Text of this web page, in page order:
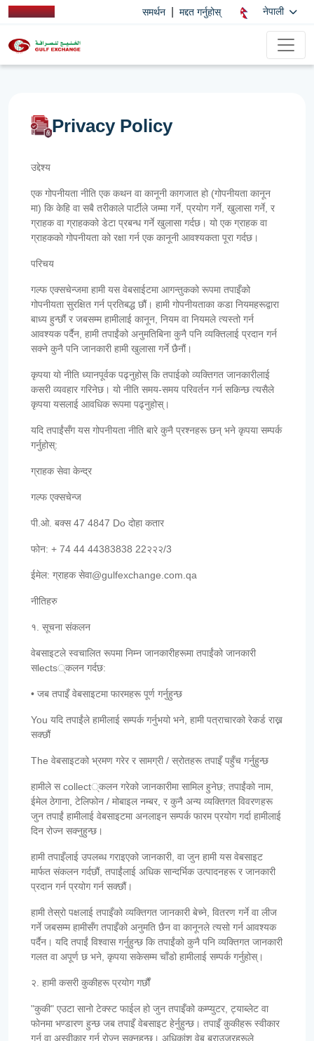
समर्थन मद्दत गर्नुहोस् नेपाली
Privacy Policy
उद्देश्य
एक गोपनीयता नीति एक कथन वा कानूनी कागजात हो (गोपनीयता कानून
मा) कि केहि वा सबै तरीकाले पार्टीले जम्मा गर्ने, प्रयोग गर्ने, खुलासा गर्ने, र
ग्राहक वा ग्राहकको डेटा प्रबन्ध गर्ने खुलासा गर्दछ। यो एक ग्राहक वा
ग्राहकको गोपनीयता को रक्षा गर्न एक कानूनी आवश्यकता पूरा गर्दछ।
परिचय
गल्फ एक्सचेन्जमा हामी यस वेबसाईटमा आगन्तुकको रूपमा तपाइँको
गोपनीयता सुरक्षित गर्न प्रतिबद्ध छौं। हामी गोपनीयताका कडा नियमहरूद्वारा
बाध्य हुन्छौं र जबसम्म हामीलाई कानून, नियम वा नियमले त्यस्तो गर्न
आवश्यक पर्दैन, हामी तपाईंको अनुमतिबिना कुनै पनि व्यक्तिलाई प्रदान गर्न
सक्ने कुनै पनि जानकारी हामी खुलासा गर्ने छैनौं।
कृपया यो नीति ध्यानपूर्वक पढ्नुहोस् कि तपाईको व्यक्तिगत जानकारीलाई
कसरी व्यवहार गरिनेछ। यो नीति समय-समय परिवर्तन गर्न सकिन्छ त्यसैले
कृपया यसलाई आवधिक रूपमा पढ्नुहोस्।
यदि तपाईंसँग यस गोपनीयता नीति बारे कुनै प्रश्नहरू छन् भने कृपया सम्पर्क
गर्नुहोस्:
ग्राहक सेवा केन्द्र
गल्फ एक्सचेन्ज
पी.ओ. बक्स 47 4847 Do दोहा कतार
फोन: + 74 44 44383838 22२२२/3
ईमेल: ग्राहक सेवा@gulfexchange.com.qa
नीतिहरु
१. सूचना संकलन
वेबसाइटले स्वचालित रूपमा निम्न जानकारीहरूमा तपाईंको जानकारी
सlects्कलन गर्दछ:
• जब तपाइँ वेबसाइटमा फारमहरू पूर्ण गर्नुहुन्छ
You यदि तपाईंले हामीलाई सम्पर्क गर्नुभयो भने, हामी पत्राचारको रेकर्ड राख्न
सक्छौं
The वेबसाइटको भ्रमण गरेर र सामग्री / स्रोतहरू तपाइँ पहुँच गर्नुहुन्छ
हामीले स collect्कलन गरेको जानकारीमा सामिल हुनेछ; तपाईंको नाम,
ईमेल ठेगाना, टेलिफोन / मोबाइल नम्बर, र कुनै अन्य व्यक्तिगत विवरणहरू
जुन तपाईं हामीलाई वेबसाइटमा अनलाइन सम्पर्क फारम प्रयोग गर्दा हामीलाई
दिन रोज्न सक्नुहुन्छ।
हामी तपाइँलाई उपलब्ध गराइएको जानकारी, वा जुन हामी यस वेबसाइट
मार्फत संकलन गर्दछौं, तपाईंलाई अधिक सान्दर्भिक उत्पादनहरू र जानकारी
प्रदान गर्न प्रयोग गर्न सक्छौं।
हामी तेस्रो पक्षलाई तपाइँको व्यक्तिगत जानकारी बेच्ने, वितरण गर्ने वा लीज
गर्ने जबसम्म हामीसँग तपाइँको अनुमति छैन वा कानूनले त्यसो गर्न आवश्यक
पर्दैन। यदि तपाईं विश्वास गर्नुहुन्छ कि तपाईंको कुनै पनि व्यक्तिगत जानकारी
गलत वा अपूर्ण छ भने, कृपया सकेसम्म चाँडो हामीलाई सम्पर्क गर्नुहोस्।
२. हामी कसरी कुकीहरू प्रयोग गर्छौं
"कुकी" एउटा सानो टेक्स्ट फाईल हो जुन तपाइँको कम्प्युटर, ट्याब्लेट वा
फोनमा भण्डारण हुन्छ जब तपाइँ वेबसाइट हेर्नुहुन्छ। तपाइँ कुकीहरू स्वीकार
गर्न वा अस्वीकार गर्न रोज्न सक्नुहुन्छ। अधिकांश वेब ब्राउजरहरूले